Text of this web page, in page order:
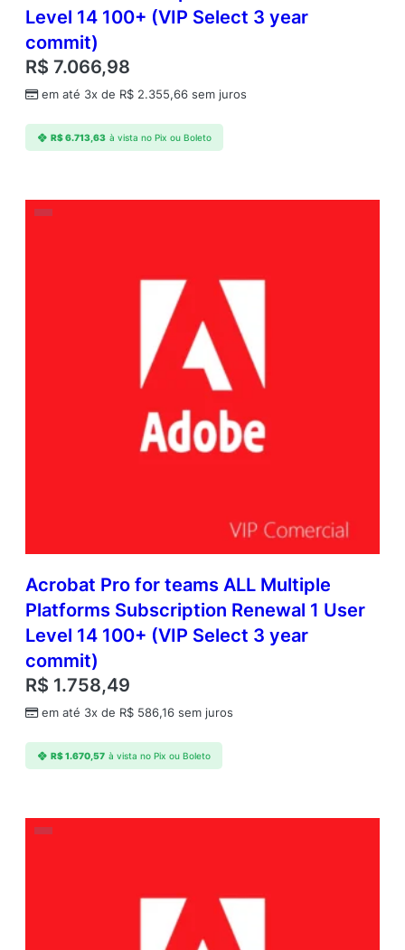
Level 14 100+ (VIP Select 3 year
commit)
R$ 7.066,98
em até 3x de R$ 2.355,66 sem juros
R$6.713,63 à vista no Pix ou Boleto
Acrobat Pro for teams ALL Multiple
Platforms Subscription Renewal 1 User
Level 14 100+ (VIP Select 3 year
commit)
R$ 1.758,49
em até 3x de R$ 586,16 sem juros
R$1.670,57 à vista no Pix ou Boleto